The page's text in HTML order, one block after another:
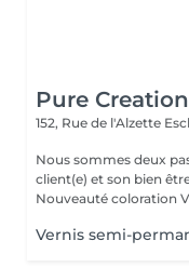
Pure
152, Rue de l'Alzette
Nous sommes deux
client(e) et son bien
Nouveauté coloration
Vernis semi-